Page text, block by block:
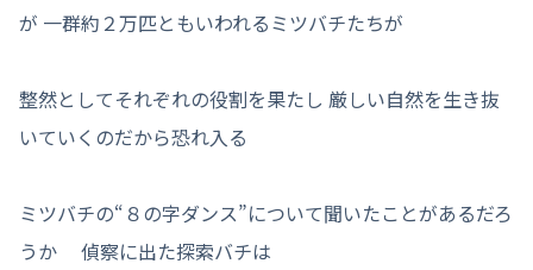
が 一群約２万匹ともいわれるミツバチたちが
整然としてそれぞれの役割を果たし 厳しい自然を生き抜
いていくのだから恐れ入る
ミツバチの“８の字ダンス”について聞いたことがあるだろ
うか 偵察に出た探索バチは